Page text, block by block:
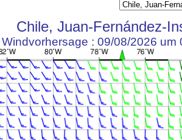
Chile, Juan-Fernández-
Windvorhersage : 09/08/2026 um